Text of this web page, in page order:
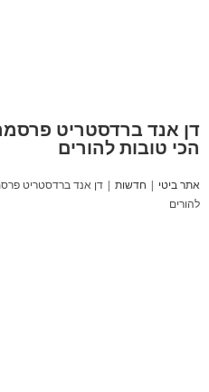
דן אנד ברדסטריט
הכי טובות להורים
אתר ביטי | חדשות | דן אנד ברדסטריט
להורים